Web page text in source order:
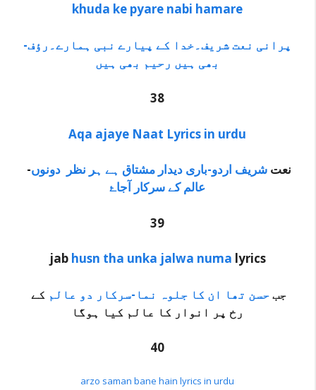
khuda ke pyare nabi hamare
-پرانی نعت شریف۔خدا کے پیارے نبی ہمارے۔رؤف
بھی ہیں رحیم بھی ہیں
38
Aqa ajaye Naat Lyrics in urdu
-نعت شریف اردو-باری دیدار مشتاق ہے ہر نظر دونوں
عالم کے سرکار آجاۓ
39
jab husn tha unka jalwa numa lyrics
جبحسن تھا ان کا جلوہ نما-سرکار دو عالم کے
رخ پر انوار کا عالم کیا ہوگا
40
arzo saman bane hain lyrics in urdu